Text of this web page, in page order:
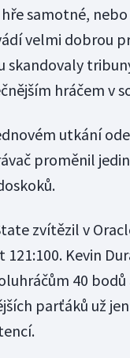
samotné,
velmi dobrou
skandovaly
hráčem v
utkání
proměnil
zvítězil v
Kevin
40 bodů
parťáků už